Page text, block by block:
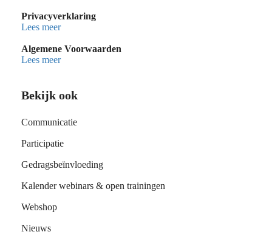
Privacyverklaring
Lees meer
Algemene Voorwaarden
Lees meer
Bekijk ook
Communicatie
Participatie
Gedragsbeïnvloeding
Kalender webinars & open trainingen
Webshop
Nieuws